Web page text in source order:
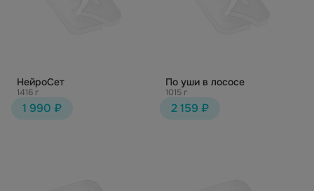
НейроСет
1416 г
1 990 ₽
По уши в лососе
1015 г
2 159 ₽